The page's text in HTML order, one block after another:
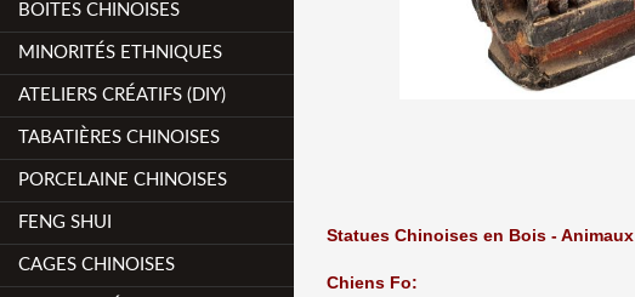
BOITES CHINOISES
MINORITÉS ETHNIQUES
ATELIERS CRÉATIFS (DIY)
TABATIÈRES CHINOISES
PORCELAINE CHINOISES
FENG SHUI
CAGES CHINOISES
Statues Chinoises en Bois - Animaux
Chiens Fo: